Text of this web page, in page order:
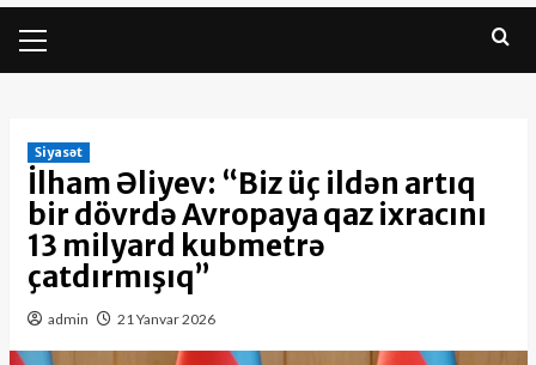
Menu
Siyasət
İlham Əliyev: “Biz üç ildən artıq
bir dövrdə Avropaya qaz ixracını
13 milyard kubmetrə
çatdırmışıq”
admin 21 Yanvar 2026